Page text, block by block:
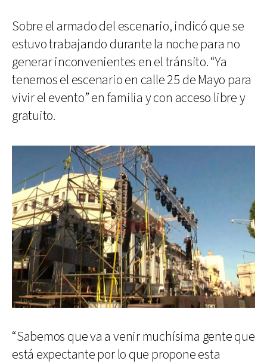
Sobre el armado del escenario, indicó que se
estuvo trabajando durante la noche para no
generar inconvenientes en el tránsito. “Ya
tenemos el escenario en calle 25 de Mayo para
vivir el evento” en familia y con acceso libre y
gratuito.
“Sabemos que va a venir muchísima gente que
está expectante por lo que propone esta